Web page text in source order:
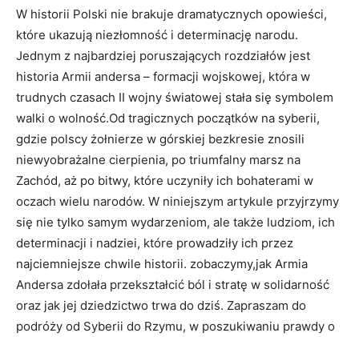
W historii Polski nie brakuje dramatycznych opowieści,
które ukazują niezłomność i determinację narodu.
Jednym z najbardziej poruszających rozdziałów jest
historia Armii andersa – formacji wojskowej, która w
trudnych czasach II wojny światowej stała się symbolem
walki o wolność.Od tragicznych początków na syberii,
gdzie polscy żołnierze w górskiej bezkresie znosili
niewyobrażalne cierpienia, po triumfalny marsz na
Zachód, aż po bitwy, które uczyniły ich bohaterami w
oczach wielu narodów. W niniejszym artykule przyjrzymy
się nie tylko samym wydarzeniom, ale także ludziom, ich
determinacji i nadziei, które prowadziły ich przez
najciemniejsze chwile historii. zobaczymy,jak Armia
Andersa zdołała przekształcić ból i stratę w solidarność
oraz jak jej dziedzictwo trwa do dziś. Zapraszam do
podróży od Syberii do Rzymu, w poszukiwaniu prawdy o